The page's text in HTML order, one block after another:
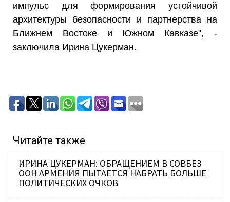
импульс для формирования устойчивой
архитектуры безопасности и партнерства на
Ближнем Востоке и Южном Кавказе", -
заключила Ирина Цукерман.
Читайте также
ИРИНА ЦУКЕРМАН: ОБРАЩЕНИЕМ В СОВБЕЗ
ООН АРМЕНИЯ ПЫТАЕТСЯ НАБРАТЬ БОЛЬШЕ
ПОЛИТИЧЕСКИХ ОЧКОВ